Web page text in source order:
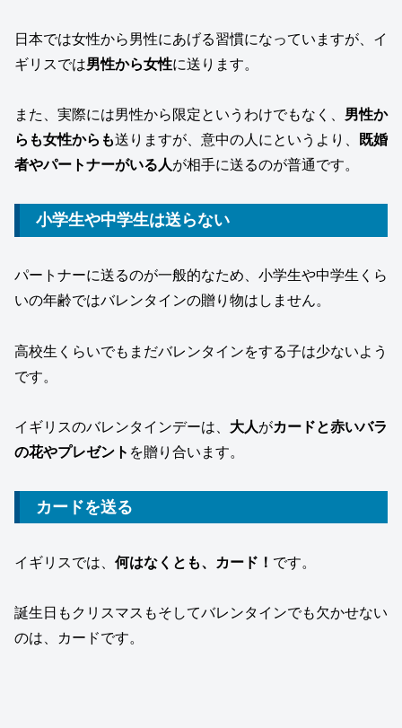
日本では女性から男性にあげる習慣になっていますが、イ
ギリスでは男性から女性に送ります。
また、実際には男性から限定というわけでもなく、 男性か
らも女性からも送りますが、意中の人にというより、
既婚
者やパートナーがいる人が相手に送るのが普通です。
小学生や中学生は送らない
パートナーに送るのが一般的なため、小学生や中学生くら
いの年齢ではバレンタインの贈り物はしません。
高校生くらいでもまだバレンタインをする子は少ないよう
です。
イギリスのバレンタインデーは、 大人がカードと赤いバラ
の花やプレゼント を贈り合います。
カードを送る
イギリスでは、 何はなくとも、カード！ です。
誕生日もクリスマスもそしてバレンタインでも欠かせない
のは、カードです。